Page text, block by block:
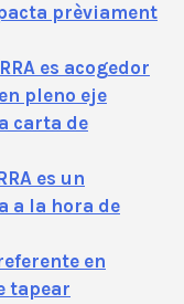
prèviament
es acogedor
pleno eje
carta de
es un
a la hora de
en
tapear